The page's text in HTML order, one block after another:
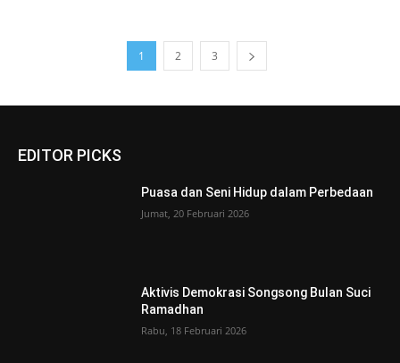
1 2 3
EDITOR PICKS
Puasa dan Seni Hidup dalam Perbedaan
Jumat, 20 Februari 2026
Aktivis Demokrasi Songsong Bulan Suci
Ramadhan
Rabu, 18 Februari 2026